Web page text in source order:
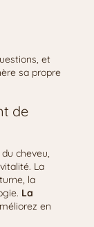
et
sa propre
de
cheveu,
La
la
La
en